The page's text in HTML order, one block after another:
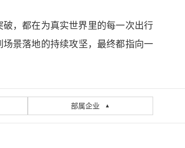
，都在为真实世界里的每一次出行
景落地的持续攻坚，最终都指向一
部属企业 ▲